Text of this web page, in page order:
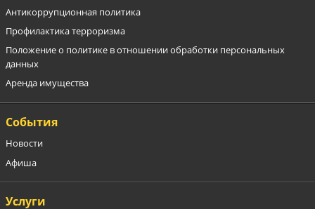
Антикоррупционная политика
Профилактика терроризма
Положение о политике в отношении обработки персональных
данных
Аренда имущества
События
Новости
Афиша
Услуги